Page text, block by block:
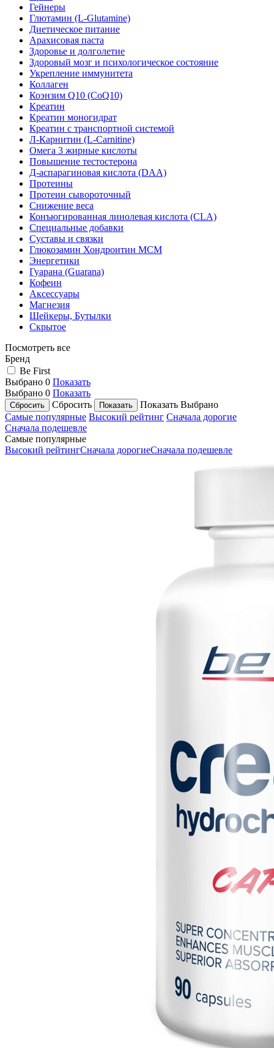
Гейнеры
Глютамин (L-Glutamine)
Диетическое питание
Арахисовая паста
Здоровье и долголетие
Здоровый мозг и психологическое состояние
Укрепление иммунитета
Коллаген
Коэнзим Q10 (CoQ10)
Креатин
Креатин моногидрат
Креатин с транспортной системой
Л-Карнитин (L-Сarnitine)
Омега 3 жирные кислоты
Повышение тестостерона
Д-аспарагиновая кислота (DAA)
Протеины
Протеин сывороточный
Снижение веса
Конъюгированная линолевая кислота (CLA)
Специальные добавки
Суставы и связки
Глюкозамин Хондроитин МСМ
Энергетики
Гуарана (Guarana)
Кофеин
Аксессуары
Магнезия
Шейкеры, Бутылки
Скрытое
Посмотреть все
Бренд
Be First
Выбрано 0 Показать
Выбрано 0 Показать
Сбросить
Показать Выбрано
Самые популярные Высокий рейтинг Сначала дорогие
Сначала подешевле
Самые популярные
Высокий рейтингСначала дорогиеСначала подешевле